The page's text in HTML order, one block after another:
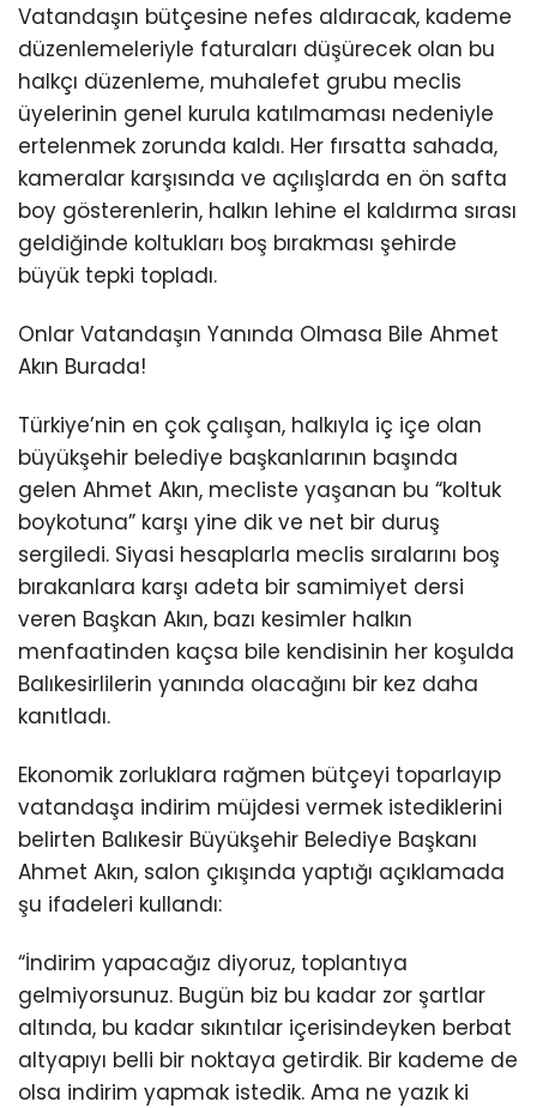
Vatandaşın bütçesine nefes aldıracak, kademe
düzenlemeleriyle faturaları düşürecek olan bu
halkçı düzenleme, muhalefet grubu meclis
üyelerinin genel kurula katılmaması nedeniyle
ertelenmek zorunda kaldı. Her fırsatta sahada,
kameralar karşısında ve açılışlarda en ön safta
boy gösterenlerin, halkın lehine el kaldırma sırası
geldiğinde koltukları boş bırakması şehirde
büyük tepki topladı.
Onlar Vatandaşın Yanında Olmasa Bile Ahmet
Akın Burada!
Türkiye’nin en çok çalışan, halkıyla iç içe olan
büyükşehir belediye başkanlarının başında
gelen Ahmet Akın, mecliste yaşanan bu “koltuk
boykotuna” karşı yine dik ve net bir duruş
sergiledi. Siyasi hesaplarla meclis sıralarını boş
bırakanlara karşı adeta bir samimiyet dersi
veren Başkan Akın, bazı kesimler halkın
menfaatinden kaçsa bile kendisinin her koşulda
Balıkesirlilerin yanında olacağını bir kez daha
kanıtladı.
Ekonomik zorluklara rağmen bütçeyi toparlayıp
vatandaşa indirim müjdesi vermek istediklerini
belirten Balıkesir Büyükşehir Belediye Başkanı
Ahmet Akın, salon çıkışında yaptığı açıklamada
şu ifadeleri kullandı:
“İndirim yapacağız diyoruz, toplantıya
gelmiyorsunuz. Bugün biz bu kadar zor şartlar
altında, bu kadar sıkıntılar içerisindeyken berbat
altyapıyı belli bir noktaya getirdik. Bir kademe de
olsa indirim yapmak istedik. Ama ne yazık ki